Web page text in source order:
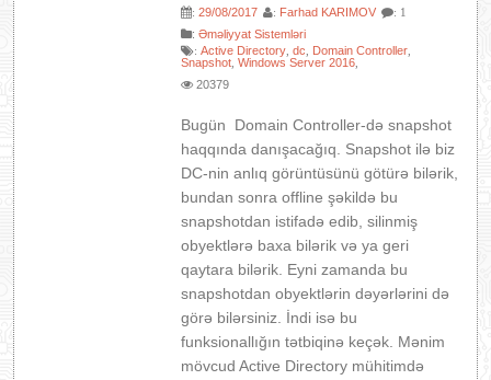
:29/08/2017 : Farhad KARIMOV : 1
:Əməliyyat Sistemləri
:Active Directory ,dc Domain Controller
Snapshot ,Windows Server 2016
20379
Bugün Domain Controller-də snapshot
haqqında danışacağıq. Snapshot ilə biz
DC-nin anlıq görüntüsünü götürə bilərik,
bundan sonra offline şəkildə bu
snapshotdan istifadə edib, silinmiş
obyektlərə baxa bilərik və ya geri
qaytara bilərik. Eyni zamanda bu
snapshotdan obyektlərin dəyərlərini də
görə bilərsiniz. İndi isə bu
funksionallığın tətbiqinə keçək. Mənim
mövcud Active Directory mühitimdə